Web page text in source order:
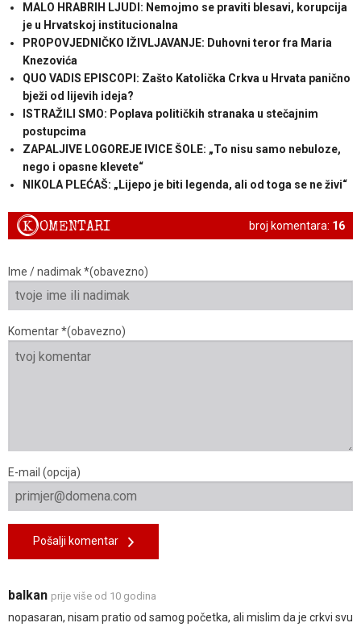
MALO HRABRIH LJUDI: Nemojmo se praviti blesavi, korupcija
je u Hrvatskoj institucionalna
PROPOVJEDNIČKO IŽIVLJAVANJE: Duhovni teror fra Maria
Knezovića
QUO VADIS EPISCOPI: Zašto Katolička Crkva u Hrvata panično
bježi od lijevih ideja?
ISTRAŽILI SMO: Poplava političkih stranaka u stečajnim
postupcima
ZAPALJIVE LOGOREJE IVICE ŠOLE: „To nisu samo nebuloze,
nego i opasne klevete“
NIKOLA PLEĆAŠ: „Lijepo je biti legenda, ali od toga se ne živi“
broj komentara: 16
KOMENTARI
Ime / nadimak *(obavezno)
Komentar *(obavezno)
E-mail (opcija)
Pošalji komentar
balkan prije više od 10 godina
nopasaran, nisam pratio od samog početka, ali mislim da je crkvi svu